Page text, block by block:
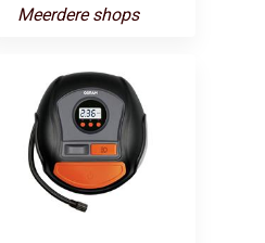
Meerdere shops